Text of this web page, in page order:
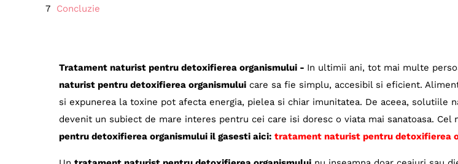
Concluzie
Tratament naturist pentru detoxifierea organismului - In ultimii ani, tot mai multe
naturist pentru detoxifierea organismului care sa fie simplu, accesibil si eficient.
si expunerea la toxine pot afecta energia, pielea si chiar imunitatea. De aceea, solutiile
devenit un subiect de mare interes pentru cei care isi doresc o viata mai sanatoasa. Cel
pentru detoxifierea organismului il gasesti aici: tratament naturist pentru detoxifierea